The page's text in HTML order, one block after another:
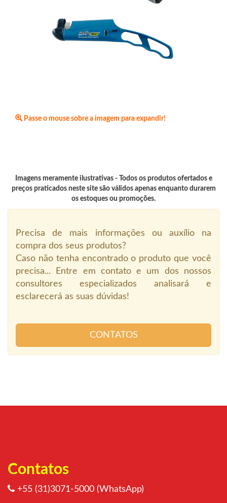
Passe o mouse sobre a imagem para expandir!
Imagens meramente ilustrativas - Todos os produtos ofertados e
preços praticados neste site são válidos apenas enquanto durarem
os estoques ou promoções.
Precisa de mais informações ou auxílio na
compra dos seus produtos?
Caso não tenha encontrado o produto que você
precisa... Entre em contato e um dos nossos
consultores especializados analisará e
esclarecerá as suas dúvidas!
CONTATOS
Contatos
+55 (31)3071-5000 (WhatsApp)